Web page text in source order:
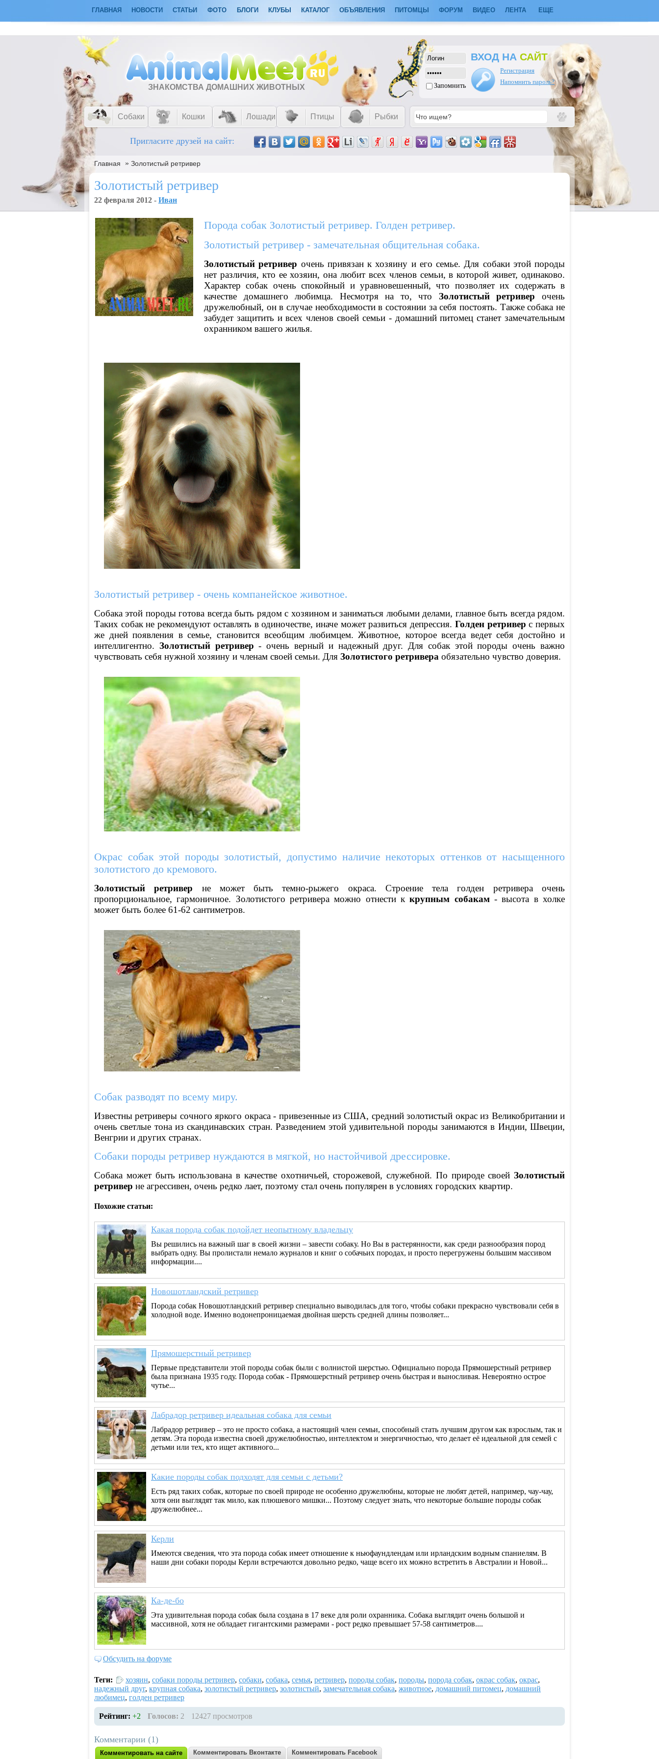
ГЛАВНАЯ НОВОСТИ СТАТЬИ ФОТО БЛОГИ КЛУБЫ КАТАЛОГ ОБЪЯВЛЕНИЯ ПИТОМЦЫ ФОРУМ ВИДЕО ЛЕНТА ЕЩЕ
ЗНАКОМСТВА ДОМАШНИХ ЖИВОТНЫХ Запомнить
ВХОД НА САЙТ
Регистрация
Напомнить пароль?
Собаки Кошки Лошади Птицы Рыбки
Пригласите друзей на сайт:
Главная » Золотистый ретривер
Золотистый ретривер
22 февраля 2012 - Ивaн
Порода собак Золотистый ретривер. Голден ретривер.
Золотистый ретривер - замечательная общительная собака.
Золотистый ретривер очень привязан к хозяину и его семье. Для собаки этой породы
нет различия, кто ее хозяин, она любит всех членов семьи, в которой живет, одинаково.
Характер собак очень спокойный и уравновешенный, что позволяет их содержать в
качестве домашнего любимца. Несмотря на то, что Золотистый ретривер очень
дружелюбный, он в случае необходимости в состоянии за себя постоять. Также собака не
забудет защитить и всех членов своей семьи - домашний питомец станет замечательным
охранником вашего жилья.
Золотистый ретривер - очень компанейское животное.
Собака этой породы готова всегда быть рядом с хозяином и заниматься любыми делами, главное быть всегда рядом.
Таких собак не рекомендуют оставлять в одиночестве, иначе может развиться депрессия. Голден ретривер с первых
же дней появления в семье, становится всеобщим любимцем. Животное, которое всегда ведет себя достойно и
интеллигентно. Золотистый ретривер - очень верный и надежный друг. Для собак этой породы очень важно
чувствовать себя нужной хозяину и членам своей семьи. Для Золотистого ретривера обязательно чувство доверия.
Окрас собак этой породы золотистый, допустимо наличие некоторых оттенков от насыщенного
золотистого до кремового.
Золотистый ретривер не может быть темно-рыжего окраса. Строение тела голден ретривера очень
пропорциональное, гармоничное. Золотистого ретривера можно отнести ккрупным собакам- высота в холке
может быть более 61-62 сантиметров.
Собак разводят по всему миру.
Известны ретриверы сочного яркого окраса - привезенные из США, средний золотистый окрас из Великобритании и
очень светлые тона из скандинавских стран. Разведением этой удивительной породы занимаются в Индии, Швеции,
Венгрии и других странах.
Собаки породы ретривер нуждаются в мягкой, но настойчивой дрессировке.
Собака может быть использована в качестве охотничьей, сторожевой, служебной. По природе своей Золотистый
ретривер не агрессивен, очень редко лает, поэтому стал очень популярен в условиях городских квартир.
Похожие статьи:
Какая порода собак подойдет неопытному владельцу
Вы решились на важный шаг в своей жизни – завести собаку. Но Вы в растерянности, как среди разнообразия пород
выбрать одну. Вы пролистали немало журналов и книг о собачьих породах, и просто перегружены большим массивом
информации....
Новошотландский ретривер
Порода собак Новошотландский ретривер специально выводилась для того, чтобы собаки прекрасно чувствовали себя в
холодной воде. Именно водонепроницаемая двойная шерсть средней длины позволяет...
Прямошерстный ретривер
Первые представители этой породы собак были с волнистой шерстью. Официально порода Прямошерстный ретривер
была признана 1935 году. Порода собак - Прямошерстный ретривер очень быстрая и выносливая. Невероятно острое
чутье...
Лабрадор ретривер идеальная собака для семьи
Лабрадор ретривер – это не просто собака, а настоящий член семьи, способный стать лучшим другом как взрослым, так и
детям. Эта порода известна своей дружелюбностью, интеллектом и энергичностью, что делает её идеальной для семей с
детьми или тех, кто ищет активного...
Какие породы собак подходят для семьи с детьми?
Есть ряд таких собак, которые по своей природе не особенно дружелюбны, которые не любят детей, например, чау-чау,
хотя они выглядят так мило, как плюшевого мишки... Поэтому следует знать, что некоторые большие породы собак
дружелюбнее...
Керли
Имеются сведения, что эта порода собак имеет отношение к ньюфаундлендам или ирландским водным спаниелям. В
наши дни собаки породы Керли встречаются довольно редко, чаще всего их можно встретить в Австралии и Новой...
Ка-де-бо
Эта удивительная порода собак была создана в 17 веке для роли охранника. Собака выглядит очень большой и
массивной, хотя не обладает гигантскими размерами - рост редко превышает 57-58 сантиметров....
Обсудить на форуме
Теги: хозяин, собаки породы ретривер, собаки, собака, семья, ретривер, породы собак, породы, порода собак, окрас собак, окрас,
надежный друг, крупная собака, золотистый ретривер, золотистый, замечательная собака, животное, домашний питомец, домашний
любимец, голден ретривер
Рейтинг: +2 Голосов: 2 12427 просмотров
Комментарии (1)
Комментировать на сайте Комментировать Вконтакте Комментировать Facebook